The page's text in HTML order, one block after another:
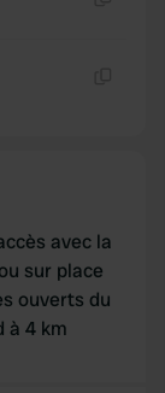
avec la
sur place
ouverts du
à 4 km